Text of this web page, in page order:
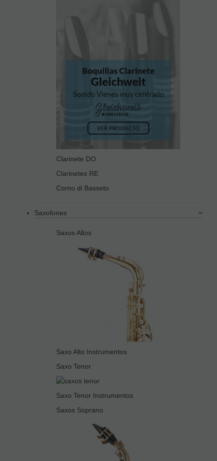
Clarinete DO
Clarinetes RE
Corno di Basseto
Saxofones
Saxos Altos
Saxo Alto Instrumentos
Saxo Tenor
Saxo Tenor Instrumentos
Saxos Soprano